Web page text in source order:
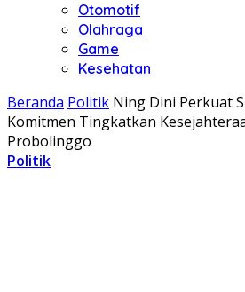
Otomotif
Olahraga
Game
Kesehatan
Beranda Politik Ning Dini Perkuat
Komitmen Tingkatkan
Probolinggo
Politik